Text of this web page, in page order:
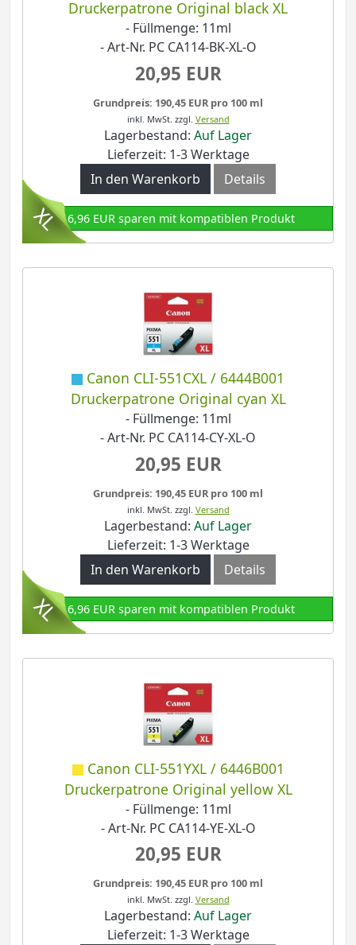
Druckerpatrone Original black XL
- Füllmenge: 11ml
- Art-Nr. PC CA114-BK-XL-O
20,95 EUR
Grundpreis: 190,45 EUR pro 100 ml
inkl. MwSt. zzgl. Versand
Lagerbestand: Auf Lager
Lieferzeit: 1-3 Werktage
In den Warenkorb
Details
16,96 EUR sparen mit kompatiblen Produkt
Canon CLI-551CXL / 6444B001
Druckerpatrone Original cyan XL
- Füllmenge: 11ml
- Art-Nr. PC CA114-CY-XL-O
20,95 EUR
Grundpreis: 190,45 EUR pro 100 ml
inkl. MwSt. zzgl. Versand
Lagerbestand: Auf Lager
Lieferzeit: 1-3 Werktage
In den Warenkorb
Details
16,96 EUR sparen mit kompatiblen Produkt
Canon CLI-551YXL / 6446B001
Druckerpatrone Original yellow XL
- Füllmenge: 11ml
- Art-Nr. PC CA114-YE-XL-O
20,95 EUR
Grundpreis: 190,45 EUR pro 100 ml
inkl. MwSt. zzgl. Versand
Lagerbestand: Auf Lager
Lieferzeit: 1-3 Werktage